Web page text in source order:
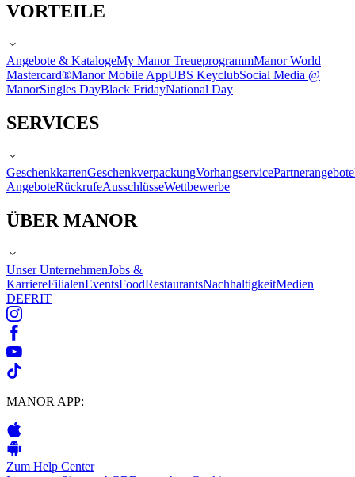
VORTEILE
Angebote & KatalogeMy Manor TreueprogrammManor World
Mastercard®Manor Mobile AppUBS KeyclubSocial Media @
ManorSingles DayBlack FridayNational Day
SERVICES
GeschenkkartenGeschenkverpackungVorhangservicePartnerangebote
AngeboteRückrufeAusschlüsseWettbewerbe
ÜBER MANOR
Unser UnternehmenJobs &
KarriereFilialenEventsFoodRestaurantsNachhaltigkeitMedien
DEFRIT
MANOR APP:
Zum Help Center